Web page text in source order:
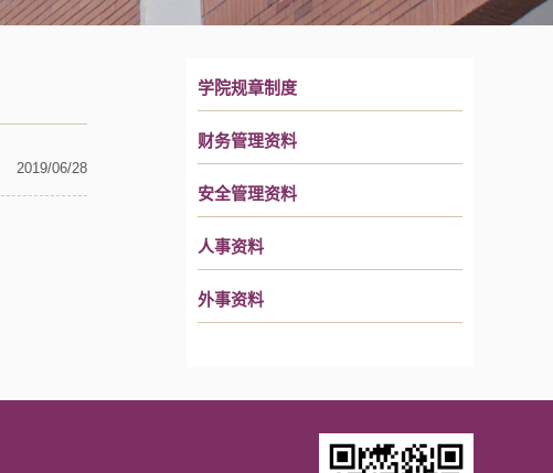
2019/06/28
学院规章制度
财务管理资料
安全管理资料
人事资料
外事资料